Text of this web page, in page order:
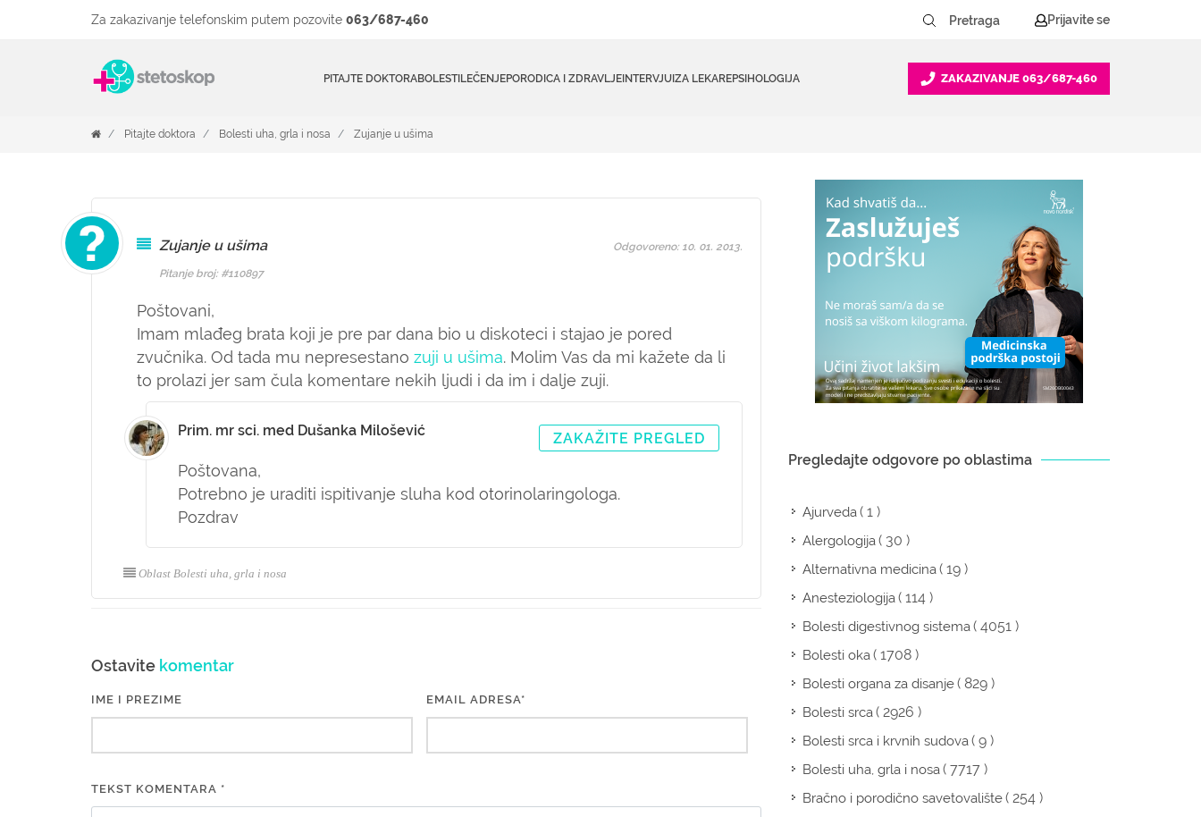
Za zakazivanje telefonskim putem pozovite 063/687-460 Prijavite se
PITAJTE DOKTORABOLESTILEČENJEPORODICA I ZDRAVLJEINTERVJUIZA LEKAREPSIHOLOGIJA ZAKAZIVANJE 063/687-460
Pitajte doktora Bolesti uha, grla i nosa Zujanje u ušima
Zujanje u ušima
Pitanje broj: #110897
Poštovani,
Imam mlađeg brata koji je pre par dana bio u diskoteci i stajao je pored
zvučnika. Od tada mu nepresestano zuji u ušima. Molim Vas da mi kažete da li
to prolazi jer sam čula komentare nekih ljudi i da im i dalje zuji.
Odgovoreno: 10. 01. 2013.
Prim. mr sci. med Dušanka Milošević ZAKAŽITE PREGLED
Poštovana,
Potrebno je uraditi ispitivanje sluha kod otorinolaringologa.
Pozdrav
Oblast Bolesti uha, grla i nosa
Ostavite komentar
IME I PREZIME EMAIL ADRESA*
TEKST KOMENTARA *
Pregledajte odgovore po oblastima
Ajurveda( 1 )
Alergologija( 30 )
Alternativna medicina( 19 )
Anesteziologija( 114 )
Bolesti digestivnog sistema( 4051 )
Bolesti oka( 1708 )
Bolesti organa za disanje( 829 )
Bolesti srca( 2926 )
Bolesti srca i krvnih sudova( 9 )
Bolesti uha, grla i nosa( 7717 )
Bračno i porodično savetovalište( 254 )